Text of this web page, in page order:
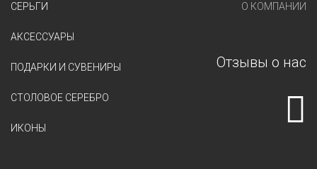
СЕРЬГИ
АКСЕССУАРЫ
ПОДАРКИ И СУВЕНИРЫ
СТОЛОВОЕ СЕРЕБРО
ИКОНЫ
О КОМПАНИИ
Отзывы о нас